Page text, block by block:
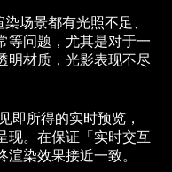
场景都有光照不足、
等问题，尤其是对于一
明材质，光影表现不尽
即所得的实时预览，
现。在保证「实时交互
染效果接近一致。